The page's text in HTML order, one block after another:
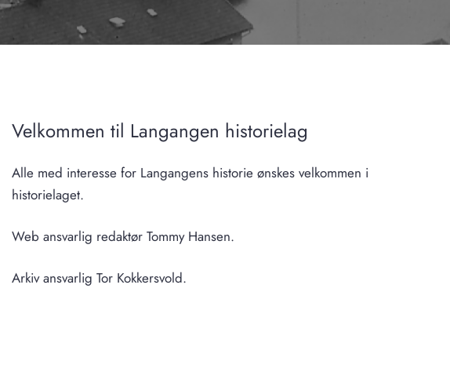
Velkommen til Langangen historielag
Alle med interesse for Langangens historie ønskes velkommen i
historielaget.
Web ansvarlig redaktør Tommy Hansen.
Arkiv ansvarlig Tor Kokkersvold.